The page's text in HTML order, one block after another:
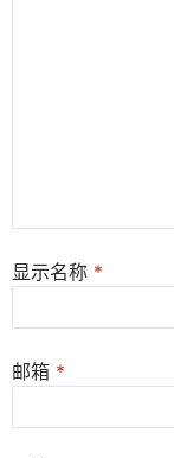
显示名称 *
邮箱 *